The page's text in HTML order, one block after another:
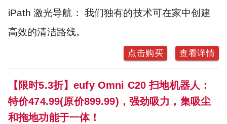
iPath 激光导航： 我们独有的技术可在家中创建
高效的清洁路线。
点击购买 查看详情
【限时5.3折】eufy Omni C20 扫地机器人：
特价474.99(原价899.99)，强劲吸力，集吸尘
和拖地功能于一体！